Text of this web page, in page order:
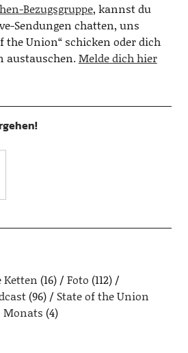
Bezugsgruppe, kannst du
Sendungen chatten, uns
the Union“ schicken oder dich
austauschen.Melde dich hier
Ketten (16) Foto (112)
(96)
State of the Union
Monats (4)